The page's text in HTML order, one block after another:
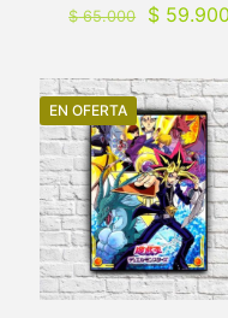
$65.000
El
era:
$
$ 59.900
EN OFERTA